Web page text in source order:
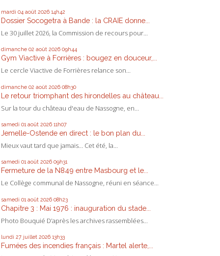
mardi 04 août 2026 14h42
Dossier Socogetra à Bande : la CRAIE donne...
Le 30 juillet 2026, la Commission de recours pour...
dimanche 02 août 2026 09h44
Gym Viactive à Forrières : bougez en douceur,...
Le cercle Viactive de Forrières relance son...
dimanche 02 août 2026 08h30
Le retour triomphant des hirondelles au château...
Sur la tour du château d'eau de Nassogne, en...
samedi 01 août 2026 11h07
Jemelle-Ostende en direct : le bon plan du...
Mieux vaut tard que jamais... Cet été, la...
samedi 01 août 2026 09h31
Fermeture de la N849 entre Masbourg et le...
Le Collège communal de Nassogne, réuni en séance...
samedi 01 août 2026 08h23
Chapitre 3 : Mai 1976 : inauguration du stade...
Photo Bouquié D’après les archives rassemblées...
lundi 27 juillet 2026 13h33
Fumées des incendies français : Martel alerte,...